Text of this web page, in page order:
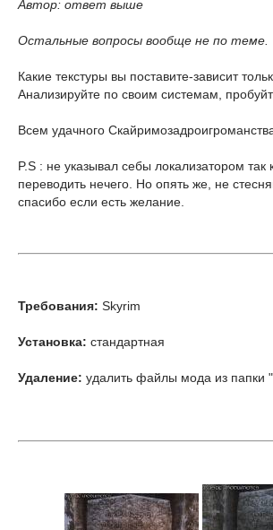
Автор: ответ выше
Остальные вопросы вообще не по теме.
Какие текстуры вы поставите-зависит
Анализируйте по своим системам,
Всем удачного
P.S : не указывал себы локализатором так
переводить нечего. Но опять же, не
спасибо если есть желание.
Требования: Skyrim
Установка: стандартная
Удаление: удалить файлы мода из папки